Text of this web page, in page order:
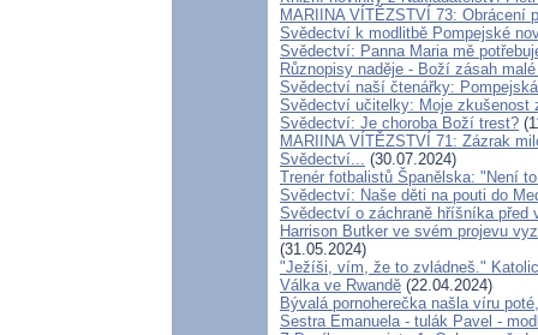
MARIINA VÍTĚZSTVÍ 73: Obrácení
Svědectví k modlitbě Pompejské
Svědectví: Panna Maria mě
Různopisy naděje - Boží zásah
Svědectví naší čtenářky:
Svědectví učitelky: Moje zkušenost
Svědectví: Je choroba Boží trest?
MARIINA VÍTĚZSTVÍ 71: Zázrak
Svědectví... (30.07.2024)
Trenér fotbalistů Španělska: "Není
Svědectví: Naše děti na pouti do
Svědectví o záchraně hříšníka před
Harrison Butker ve svém projevu
(31.05.2024)
"Ježíši, vím, že to zvládneš."
Válka ve Rwandě (22.04.2024)
Bývalá pornoherečka našla víru
Sestra Emanuela - tulák Pavel -